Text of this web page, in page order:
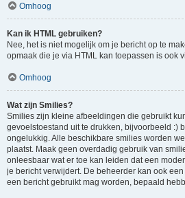
Omhoog
Kan ik HTML gebruiken?
Nee, het is niet mogelijk om je bericht op te
opmaak die je via HTML kan toepassen is ook
Omhoog
Wat zijn Smilies?
Smilies zijn kleine afbeeldingen die gebruikt
gevoelstoestand uit te drukken, bijvoorbeeld :)
ongelukkig. Alle beschikbare smilies worden
plaatst. Maak geen overdadig gebruik van
onleesbaar wat er toe kan leiden dat een
je bericht verwijdert. De beheerder kan ook
een bericht gebruikt mag worden, bepaald